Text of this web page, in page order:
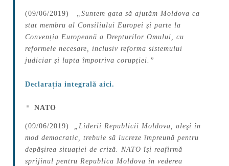
(09/06/2019)
„Suntem gata să ajutăm Moldova ca
stat membru al Consiliului Europei și parte la
Convenția Europeană a Drepturilor Omului, cu
reformele necesare, inclusiv reforma sistemului
judiciar și lupta împotriva corupției.”
Declarația integrală aici.
NATO
(09/06/2019)
„Liderii Republicii Moldova, aleşi în
mod democratic, trebuie să lucreze împreună pentru
depăşirea situaţiei de criză. NATO își reafirmă
sprijinul pentru Republica Moldova în vederea